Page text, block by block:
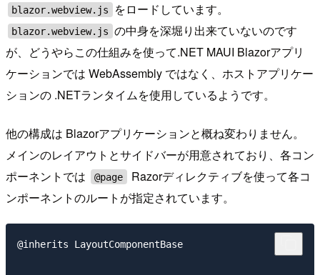
blazor.webview.js をロードしています。
blazor.webview.js の中身を深堀り出来ていないのです
が、どうやらこの仕組みを使って.NET MAUI Blazorアプリ
ケーションでは WebAssembly ではなく、ホストアプリケー
ションの .NETランタイムを使用しているようです。
他の構成は Blazorアプリケーションと概ね変わりません。
メインのレイアウトとサイドバーが用意されており、各コン
ポーネントでは
@page
Razorディレクティブを使って各コ
ンポーネントのルートが指定されています。
@inherits LayoutComponentBase